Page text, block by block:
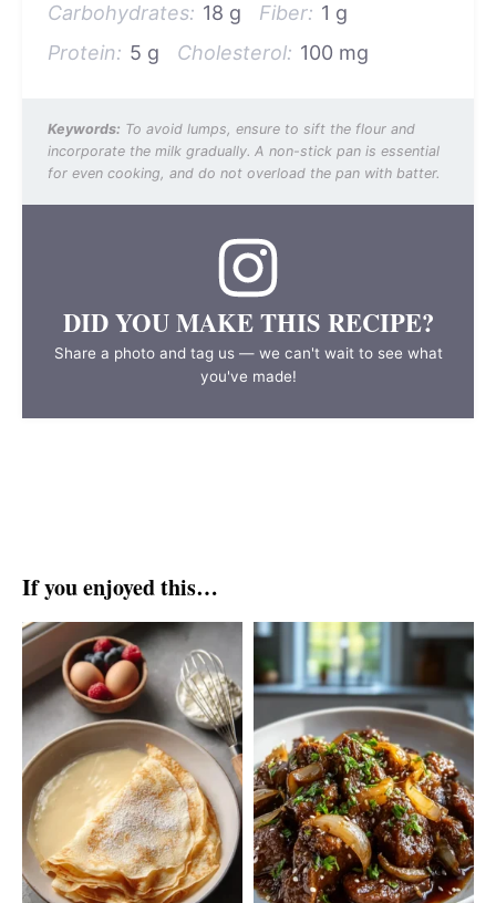
Carbohydrates: 18 g Fiber: 1 g
Protein: 5 g Cholesterol: 100 mg
Keywords: To avoid lumps, ensure to sift the flour and
incorporate the milk gradually. A non-stick pan is essential
for even cooking, and do not overload the pan with batter.
DID YOU MAKE THIS RECIPE?
Share a photo and tag us — we can't wait to see what
you've made!
If you enjoyed this…